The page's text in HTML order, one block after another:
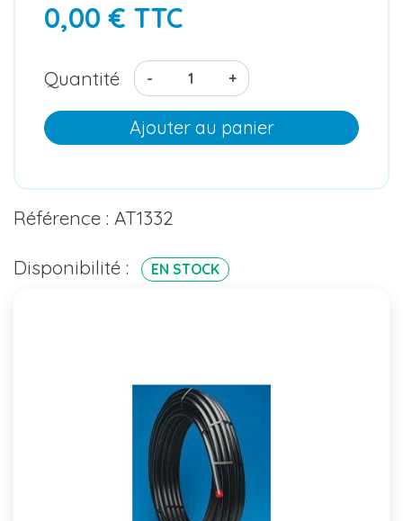
0,00 € TTC
Quantité - +
Ajouter au panier
Référence : AT1332
Disponibilité : EN STOCK